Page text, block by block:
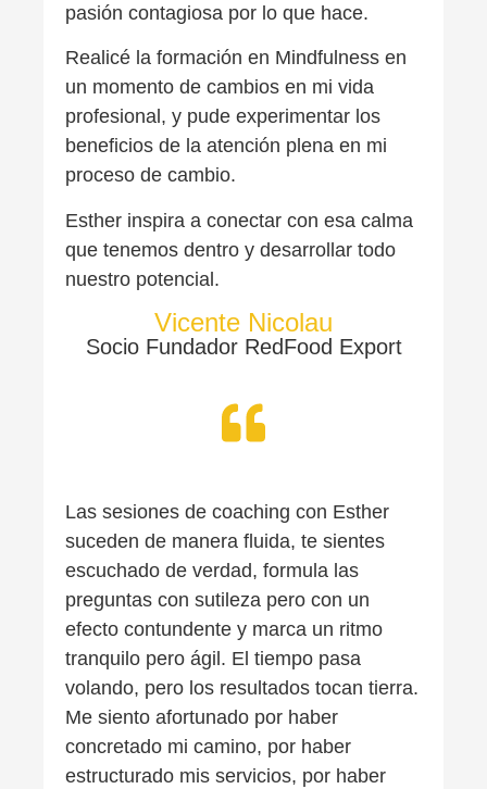
pasión contagiosa por lo que hace.
Realicé la formación en Mindfulness en
un momento de cambios en mi vida
profesional, y pude experimentar los
beneficios de la atención plena en mi
proceso de cambio.
Esther inspira a conectar con esa calma
que tenemos dentro y desarrollar todo
nuestro potencial.
Vicente Nicolau
Socio Fundador RedFood Export
Las sesiones de coaching con Esther
suceden de manera fluida, te sientes
escuchado de verdad, formula las
preguntas con sutileza pero con un
efecto contundente y marca un ritmo
tranquilo pero ágil. El tiempo pasa
volando, pero los resultados tocan tierra.
Me siento afortunado por haber
concretado mi camino, por haber
estructurado mis servicios, por haber